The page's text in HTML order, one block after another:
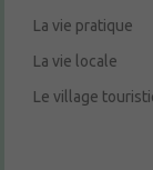
La vie pratique
La vie locale
Le village